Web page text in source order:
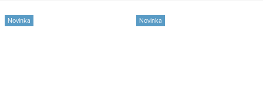
Novinka Novinka